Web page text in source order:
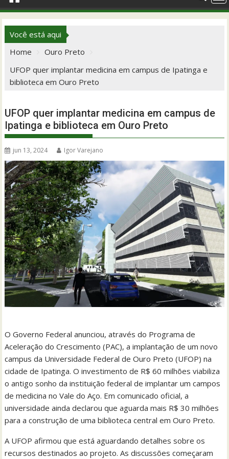
Você está aqui
Home
Ouro Preto
UFOP quer implantar medicina em campus de Ipatinga e
biblioteca em Ouro Preto
UFOP quer implantar medicina em campus de
Ipatinga e biblioteca em Ouro Preto
jun 13, 2024 Igor Varejano
O Governo Federal anunciou, através do Programa de
Aceleração do Crescimento (PAC), a implantação de um novo
campus da Universidade Federal de Ouro Preto (UFOP) na
cidade de Ipatinga. O investimento de R$ 60 milhões viabiliza
o antigo sonho da instituição federal de implantar um campos
de medicina no Vale do Aço. Em comunicado oficial, a
universidade ainda declarou que aguarda mais R$ 30 milhões
para a construção de uma biblioteca central em Ouro Preto.
A UFOP afirmou que está aguardando detalhes sobre os
recursos destinados ao projeto. As discussões começaram